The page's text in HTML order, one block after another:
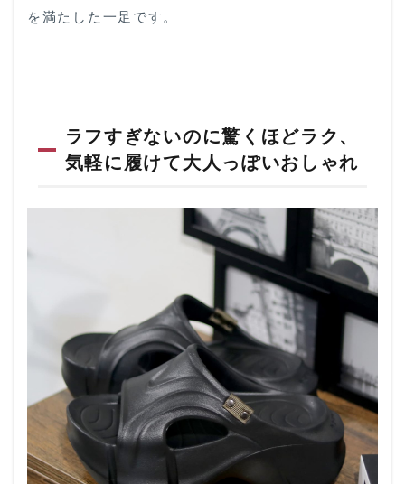
を満たした一足です。
ラフすぎないのに驚くほどラク、
気軽に履けて大人っぽいおしゃれ